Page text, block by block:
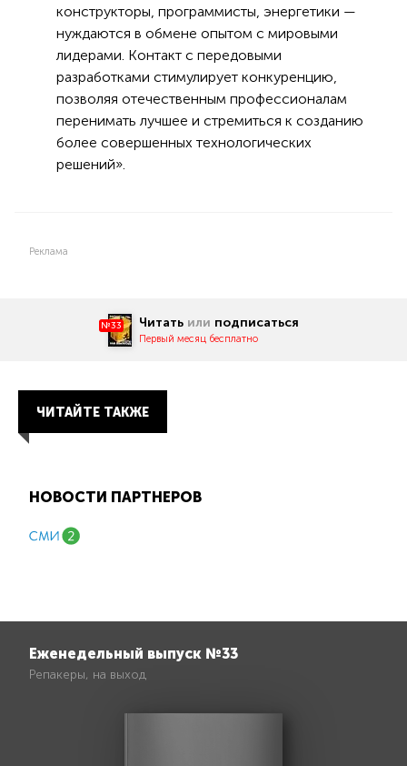
конструкторы, программисты, энергетики —
нуждаются в обмене опытом с мировыми
лидерами. Контакт с передовыми
разработками стимулирует конкуренцию,
позволяя отечественным профессионалам
перенимать лучшее и стремиться к созданию
более совершенных технологических
решений».
Реклама
№33 Читать или подписаться
Первый месяц бесплатно
ЧИТАЙТЕ ТАКЖЕ
НОВОСТИ ПАРТНЕРОВ
Еженедельный выпуск №33
Репакеры, на выход